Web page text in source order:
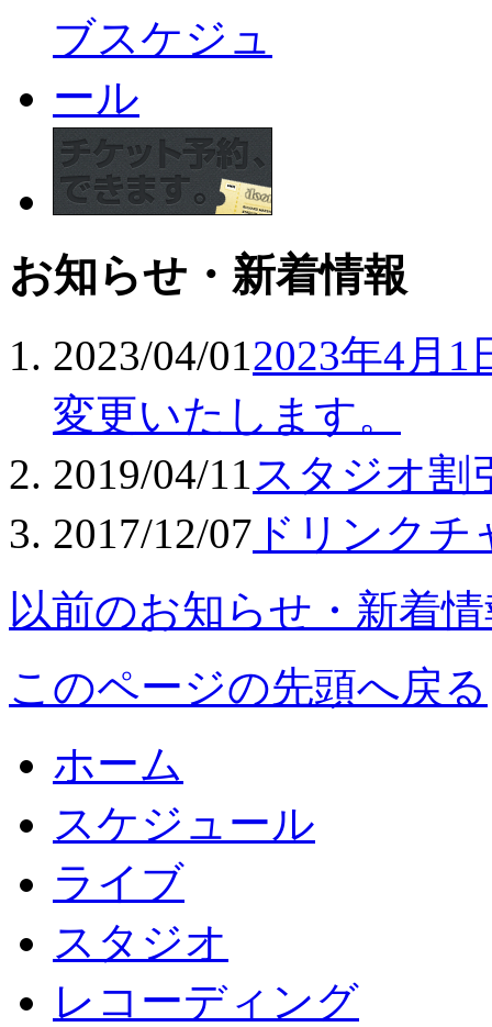
お知らせ・新着情報
2023/04/012023年4月
変更いたします。
2019/04/11 スタジオ割
2017/12/07 ドリンク
以前のお知らせ・新着
このページの先頭へ戻る
ホーム
スケジュール
ライブ
スタジオ
レコーディング